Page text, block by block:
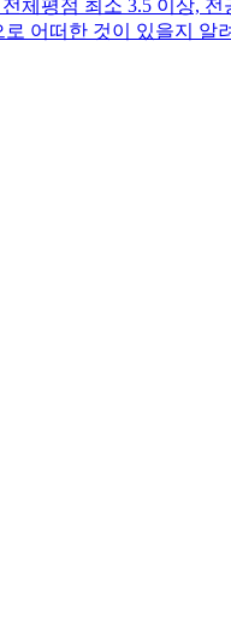
평점 최소 3.5 이상,
어떠한 것이 있을지 알